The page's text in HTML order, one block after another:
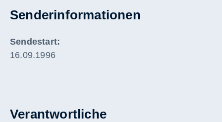
Senderinformationen
Sendestart:
16.09.1996
Verantwortliche